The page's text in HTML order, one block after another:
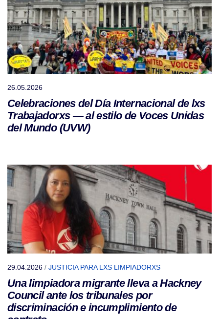
26.05.2026
Celebraciones del Día Internacional de lxs
Trabajadorxs — al estilo de Voces Unidas
del Mundo (UVW)
29.04.2026 / JUSTICIA PARA LXS LIMPIADORXS
Una limpiadora migrante lleva a Hackney
Council ante los tribunales por
discriminación e incumplimiento de